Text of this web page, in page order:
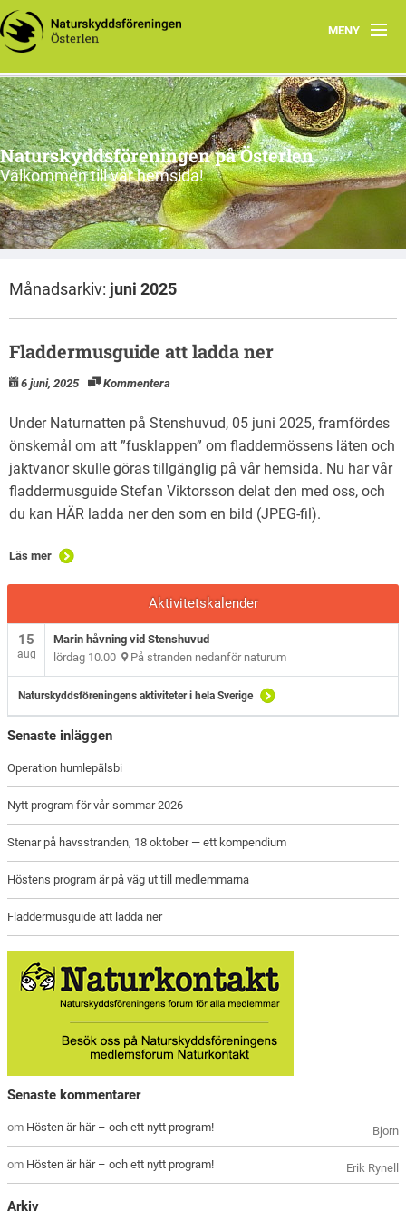
MENY
Program, vår-sommar 2026
Om oss
Nu & då
Länkar
Naturskyddsföreningen på Österlen
Välkommen till vår hemsida!
Månadsarkiv: juni 2025
Fladdermusguide att ladda ner
6 juni, 2025 Kommentera
Under Naturnatten på Stenshuvud, 05 juni 2025, framfördes
önskemål om att ”fusklappen” om fladdermössens läten och
jaktvanor skulle göras tillgänglig på vår hemsida. Nu har vår
fladdermusguide Stefan Viktorsson delat den med oss, och
du kan HÄR ladda ner den som en bild (JPEG-fil).
Läs mer
Aktivitetskalender
15
aug
Marin håvning vid Stenshuvud
lördag 10.00 På stranden nedanför naturum
Naturskyddsföreningens aktiviteter i hela Sverige
Senaste inläggen
Operation humlepälsbi
Nytt program för vår-sommar 2026
Stenar på havsstranden, 18 oktober — ett kompendium
Höstens program är på väg ut till medlemmarna
Fladdermusguide att ladda ner
Senaste kommentarer
Bjorn
om Hösten är här – och ett nytt program!
Erik Rynell
om Hösten är här – och ett nytt program!
Arkiv